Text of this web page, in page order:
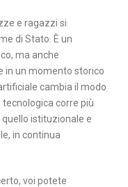
e ragazzi si
di Stato. È un
ma anche
in un momento storico
cambia il modo
tecnologica corre più
quello istituzionale e
in continua
voi potete